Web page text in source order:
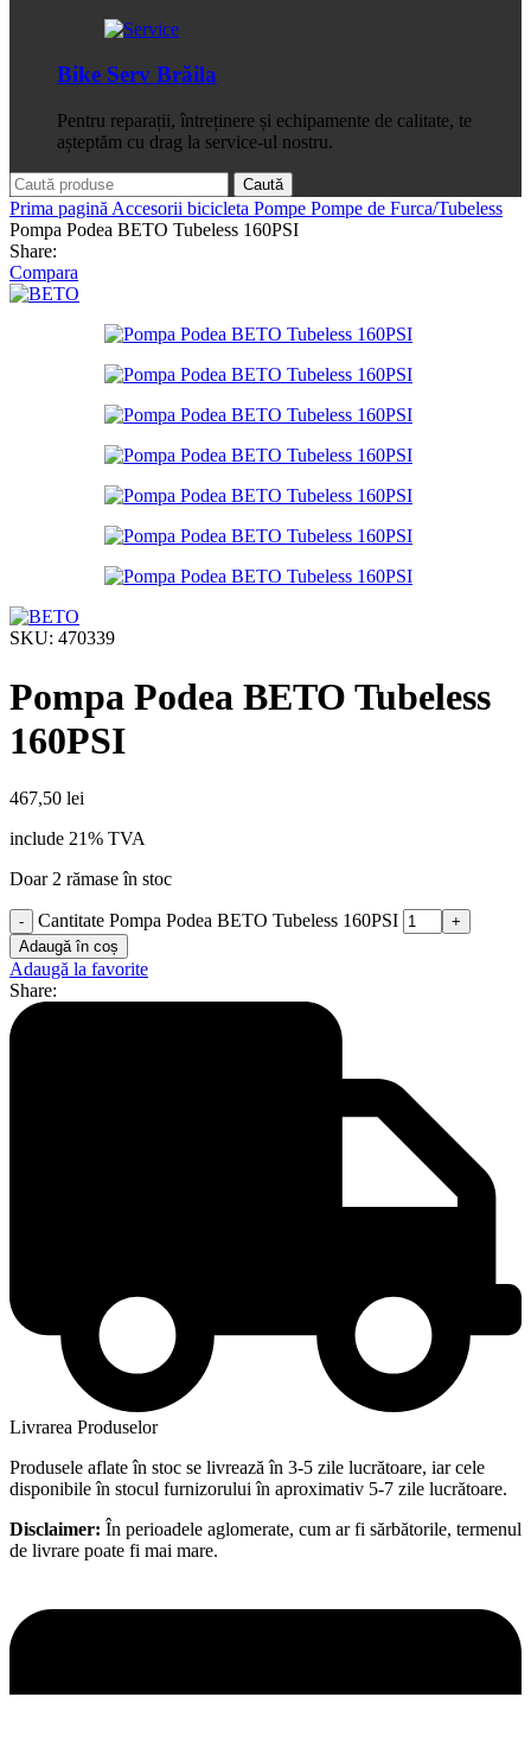
Bike Serv Brăila
Pentru reparații, întreținere și echipamente de calitate, te
așteptăm cu drag la service-ul nostru.
Caută
Prima pagină Accesorii bicicleta Pompe Pompe de Furca/Tubeless
Pompa Podea BETO Tubeless 160PSI
Share:
Compara
SKU: 470339
Pompa Podea BETO Tubeless
160PSI
467,50 lei
include 21% TVA
Doar 2 rămase în stoc
Cantitate Pompa Podea BETO Tubeless 160PSI
Adaugă în coș
Adaugă la favorite
Share:
Livrarea Produselor
Produsele aflate în stoc se livrează în 3-5 zile lucrătoare, iar cele
disponibile în stocul furnizorului în aproximativ 5-7 zile lucrătoare.
Disclaimer: În perioadele aglomerate, cum ar fi sărbătorile, termenul
de livrare poate fi mai mare.